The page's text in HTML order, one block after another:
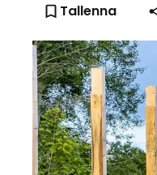
Tallenna